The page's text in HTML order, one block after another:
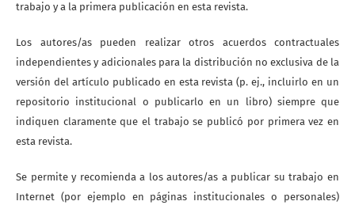
trabajo y a la primera publicación en esta revista.
Los autores/as pueden realizar otros acuerdos contractuales
independientes y adicionales para la distribución no exclusiva de la
versión del artículo publicado en esta revista (p. ej., incluirlo en un
repositorio institucional o publicarlo en un libro) siempre que
indiquen claramente que el trabajo se publicó por primera vez en
esta revista.
Se permite y recomienda a los autores/as a publicar su trabajo en
Internet (por ejemplo en páginas institucionales o personales)